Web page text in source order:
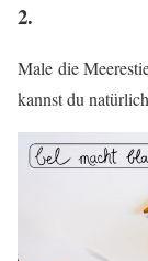
2.
Male die
kannst du